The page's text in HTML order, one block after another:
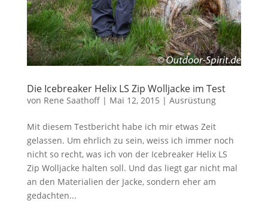
Die Icebreaker Helix LS Zip Wolljacke im Test
von Rene Saathoff| Mai 12, 2015 | Ausrüstung
Mit diesem Testbericht habe ich mir etwas Zeit
gelassen. Um ehrlich zu sein, weiss ich immer noch
nicht so recht, was ich von der Icebreaker Helix LS
Zip Wolljacke halten soll. Und das liegt gar nicht mal
an den Materialien der Jacke, sondern eher am
gedachten...